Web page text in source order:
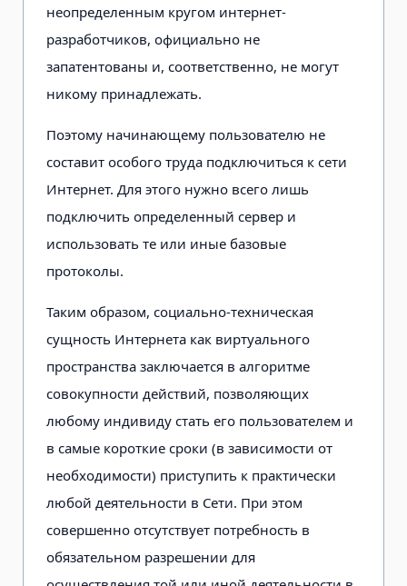
неопределенным кругом интернет-
разработчиков, официально не
запатентованы и, соответственно, не могут
никому принадлежать.
Поэтому начинающему пользователю не
составит особого труда подключиться к сети
Интернет. Для этого нужно всего лишь
подключить определенный сервер и
использовать те или иные базовые
протоколы.
Таким образом, социально-техническая
сущность Интернета как виртуального
пространства заключается в алгоритме
совокупности действий, позволяющих
любому индивиду стать его пользователем и
в самые короткие сроки (в зависимости от
необходимости) приступить к практически
любой деятельности в Сети. При этом
совершенно отсутствует потребность в
обязательном разрешении для